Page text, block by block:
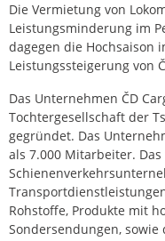
Die Vermietung von
Leistungsminderung im
dagegen die Hochsaison
Leistungssteigerung von
Das Unternehmen ČD
Tochtergesellschaft der
gegründet. Das
als 7.000 Mitarbeiter.
Rohstoffe, Produkte mit
Sondersendungen, sowie